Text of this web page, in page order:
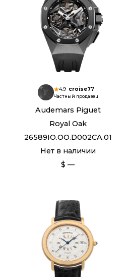
4.9 croise77
Частный продавец
Audemars Piguet
Royal Oak
26589IO.OO.D002CA.01
Нет в наличии
$ —